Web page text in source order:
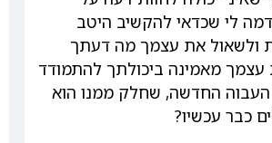
לי שכדאי להקשיב היטב
ולשאול את עצמך מה דעתך
עצמך מאמינה ביכולתך להתמודד
החדשה, שחלק ממנו הוא
כבר עכשיו?